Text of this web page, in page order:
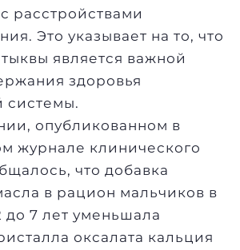
расстройствами
Это указывает на то, что
является важной
здоровья
системы.
опубликованном в
журнале клинического
что добавка
в рацион мальчиков в
до 7 лет уменьшала
оксалата кальция